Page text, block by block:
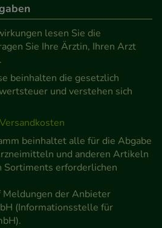
Hierüber lassen sich
Art und Weise der Nutzung
mit deren Hilfe wir
für Sie optimieren können,
Website aber auch die
möglichst relevant für Sie
Sie, dass Daten hierfür
z.B. Google oder soziale
lesen Sie die
Sie Ihre Ärztin, Ihren Arzt
beinhalten die gesetzlich
und verstehen sich
Versandkosten
beinhaltet alle für die Abgabe
und anderen Artikeln
Sortiments erforderlichen
Meldungen der Anbieter
(Informationsstelle für